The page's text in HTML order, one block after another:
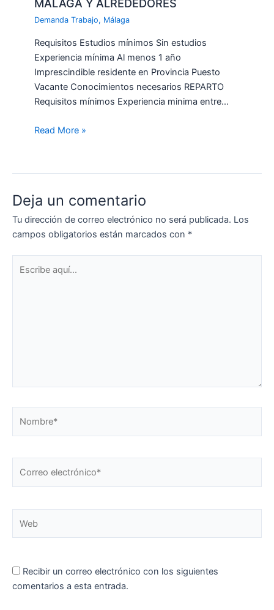
MALAGA Y ALREDEDORES
Demanda Trabajo, Málaga
Requisitos Estudios mínimos Sin estudios
Experiencia mínima Al menos 1 año
Imprescindible residente en Provincia Puesto
Vacante Conocimientos necesarios REPARTO
Requisitos mínimos Experiencia minima entre…
Read More »
Deja un comentario
Tu dirección de correo electrónico no será publicada. Los
campos obligatorios están marcados con *
aquí...
electrónico*
Recibir un correo electrónico con los siguientes
comentarios a esta entrada.